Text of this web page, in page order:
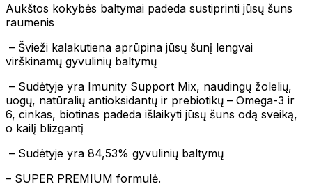
Aukštos kokybės baltymai padeda sustiprinti jūsų šuns
raumenis
– Švieži kalakutiena aprūpina jūsų šunį lengvai
virškinamų gyvulinių baltymų
– Sudėtyje yra Imunity Support Mix, naudingų žolelių,
uogų, natūralių antioksidantų ir prebiotikų – Omega-3 ir
6, cinkas, biotinas padeda išlaikyti jūsų šuns odą sveiką,
o kailį blizgantį
– Sudėtyje yra 84,53% gyvulinių baltymų
– SUPER PREMIUM formulė.